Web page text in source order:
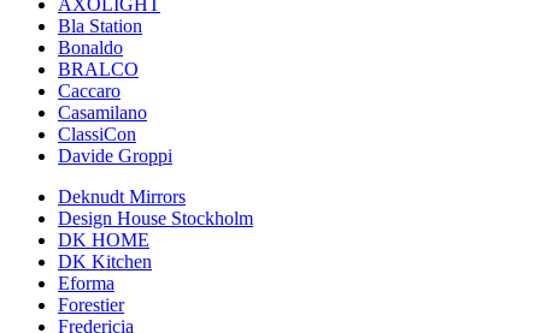
AXOLIGHT
Bla Station
Bonaldo
BRALCO
Caccaro
Casamilano
ClassiCon
Davide Groppi
Deknudt Mirrors
Design House Stockholm
DK HOME
DK Kitchen
Eforma
Forestier
Fredericia